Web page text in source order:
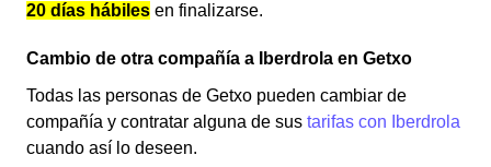
20 días hábiles en finalizarse.
Cambio de otra compañía a Iberdrola en Getxo
Todas las personas de Getxo pueden cambiar de
compañía y contratar alguna de sus tarifas con Iberdrola
cuando así lo deseen.